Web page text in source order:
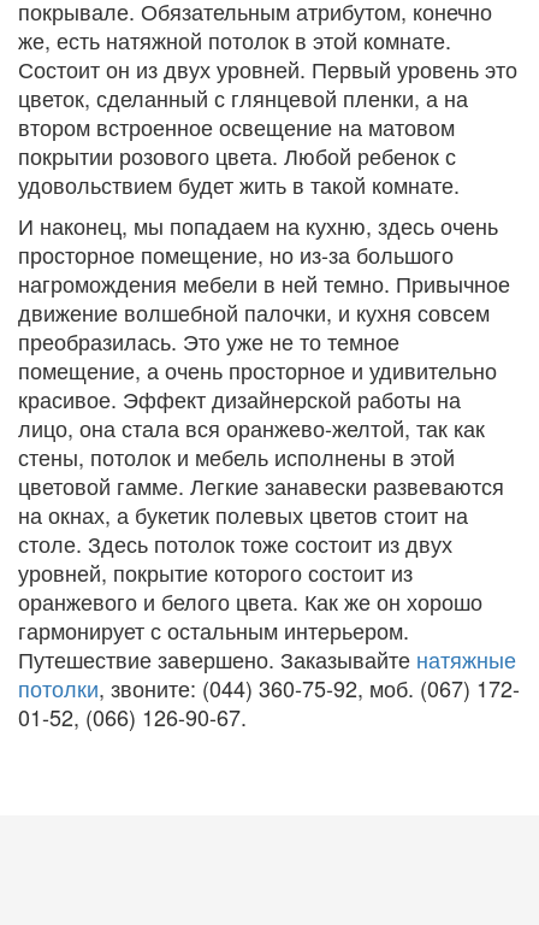
покрывале. Обязательным атрибутом, конечно
же, есть натяжной потолок в этой комнате.
Состоит он из двух уровней. Первый уровень это
цветок, сделанный с глянцевой пленки, а на
втором встроенное освещение на матовом
покрытии розового цвета. Любой ребенок с
удовольствием будет жить в такой комнате.
И наконец, мы попадаем на кухню, здесь очень
просторное помещение, но из-за большого
нагромождения мебели в ней темно. Привычное
движение волшебной палочки, и кухня совсем
преобразилась. Это уже не то темное
помещение, а очень просторное и удивительно
красивое. Эффект дизайнерской работы на
лицо, она стала вся оранжево-желтой, так как
стены, потолок и мебель исполнены в этой
цветовой гамме. Легкие занавески развеваются
на окнах, а букетик полевых цветов стоит на
столе. Здесь потолок тоже состоит из двух
уровней, покрытие которого состоит из
оранжевого и белого цвета. Как же он хорошо
гармонирует с остальным интерьером.
Путешествие завершено. Заказывайте натяжные
потолки, звоните: (044) 360-75-92, моб. (067) 172-
01-52, (066) 126-90-67.